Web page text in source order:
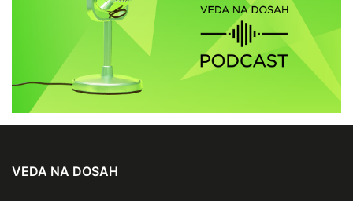
VEDA NA DOSAH